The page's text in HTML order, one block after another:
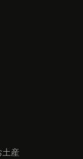
土産